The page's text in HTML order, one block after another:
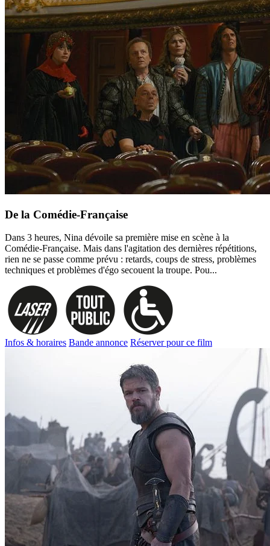
De la Comédie-Française
Dans 3 heures, Nina dévoile sa première mise en scène à la
Comédie-Française. Mais dans l'agitation des dernières répétitions,
rien ne se passe comme prévu : retards, coups de stress, problèmes
techniques et problèmes d'égo secouent la troupe. Pou...
Infos & horaires Bande annonce Réserver pour ce film